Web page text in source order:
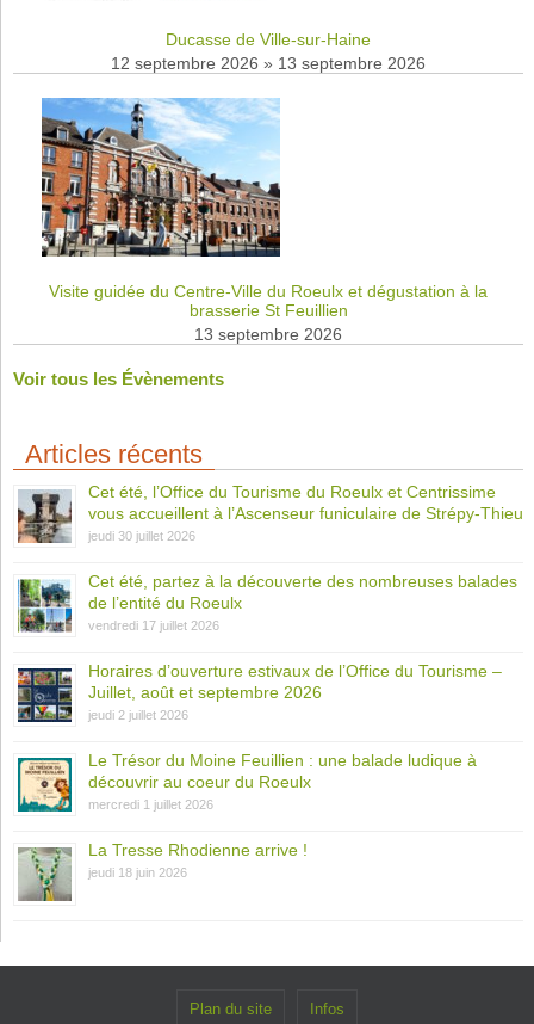
Ducasse de Ville-sur-Haine
12 septembre 2026 » 13 septembre 2026
Visite guidée du Centre-Ville du Roeulx et dégustation à la
brasserie St Feuillien
13 septembre 2026
Voir tous les Évènements
Articles récents
Cet été, l’Office du Tourisme du Roeulx et Centrissime
vous accueillent à l’Ascenseur funiculaire de Strépy-Thieu
jeudi 30 juillet 2026
Cet été, partez à la découverte des nombreuses balades
de l’entité du Roeulx
vendredi 17 juillet 2026
Horaires d’ouverture estivaux de l’Office du Tourisme –
Juillet, août et septembre 2026
jeudi 2 juillet 2026
Le Trésor du Moine Feuillien : une balade ludique à
découvrir au coeur du Roeulx
mercredi 1 juillet 2026
La Tresse Rhodienne arrive !
jeudi 18 juin 2026
Plan du site Infos